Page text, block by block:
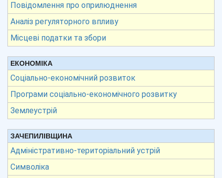
Повідомлення про оприлюднення
Аналіз регуляторного впливу
Місцеві податки та збори
ЕКОНОМІКА
Соціально-економічний розвиток
Програми соціально-економічного розвитку
Землеустрій
ЗАЧЕПИЛІВЩИНА
Адміністративно-територіальний устрій
Символіка